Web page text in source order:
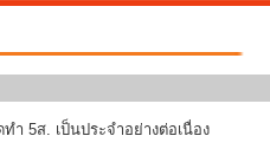
5ส. เป็นประจำอย่างต่อเนื่อง